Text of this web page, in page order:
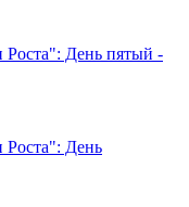
День пятый -
Роста": День